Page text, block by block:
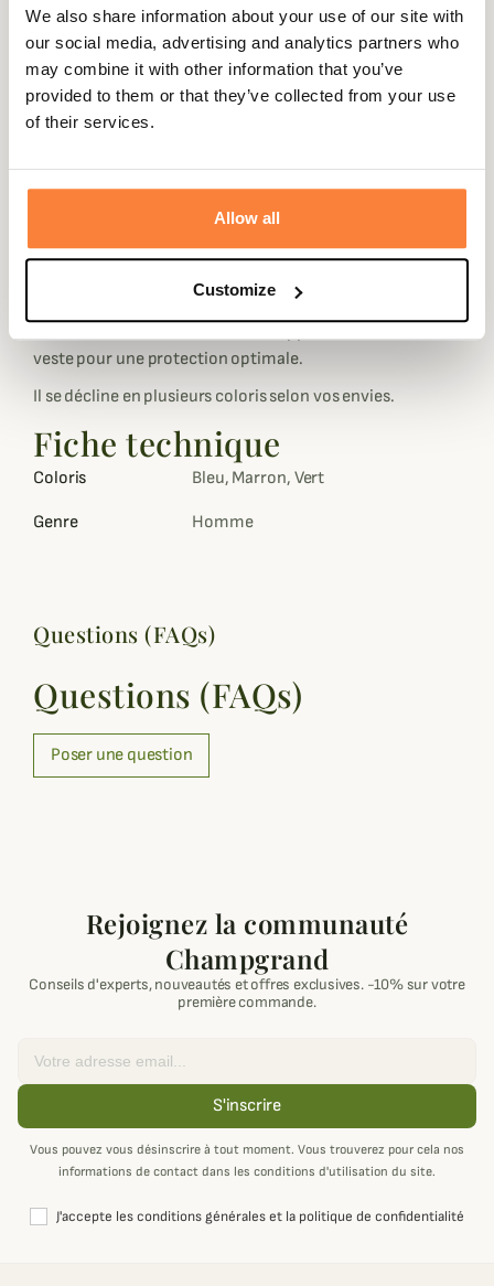
We also share information about your use of our site with
our social media, advertising and analytics partners who
may combine it with other information that you’ve
provided to them or that they’ve collected from your use
of their services.
Allow all
Customize
Description
Balenovous propose cet élégant gilet polaire Harvey avec
Ce gilet polaire Harvey dispose d'un col montant et de
toutes situations.
Le gilet Baleno est parfait pour une utilisation en
veste pour une protection optimale.
Il se décline en plusieurs coloris selon vos envies.
Fiche technique
Coloris Bleu, Marron, Vert
Genre Homme
Questions (FAQs)
Questions (FAQs)
Poser une question
Rejoignez la communauté
Champgrand
Conseils d'experts, nouveautés et offres exclusives. -10% sur votre
première commande.
S'inscrire
Vous pouvez vous désinscrire à tout moment. Vous trouverez pour cela nos
informations de contact dans les conditions d'utilisation du site.
J'accepte les conditions générales et la politique de confidentialité